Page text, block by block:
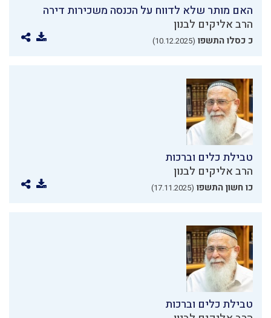
האם מותר שלא לדווח על הכנסה משכירות דירה
הרב אליקים לבנון
כ כסלו התשפו (10.12.2025)
טבילת כלים וברכות
הרב אליקים לבנון
כו חשון התשפו (17.11.2025)
טבילת כלים וברכות